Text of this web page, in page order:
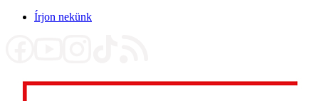
Írjon nekünk